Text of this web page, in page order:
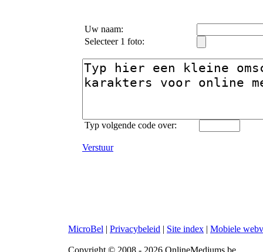
Uw naam:
Selecteer 1 foto:
Typ volgende code over:
Verstuur
MicroBel | Privacybeleid | Site index | Mobiele
Copyright © 2008 - 2026 OnlineMediums.be